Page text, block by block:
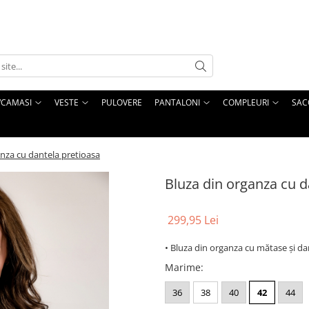
VESTE PULOVERE PANTALONI COMPLEURI
cu dantela pretioasa
Bluza din organza cu
299,95 Lei
• Bluza din organza cu mătase și
Marime:
36 38 40 42 44